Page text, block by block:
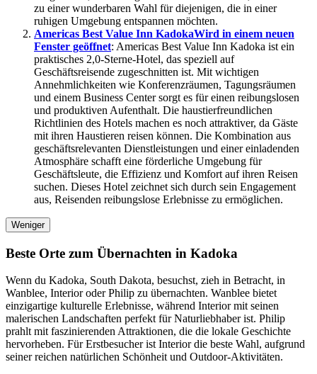
zu einer wunderbaren Wahl für diejenigen, die in einer
ruhigen Umgebung entspannen möchten.
Americas Best Value Inn KadokaWird in einem neuen
Fenster geöffnet: Americas Best Value Inn Kadoka ist ein
praktisches 2,0-Sterne-Hotel, das speziell auf
Geschäftsreisende zugeschnitten ist. Mit wichtigen
Annehmlichkeiten wie Konferenzräumen, Tagungsräumen
und einem Business Center sorgt es für einen reibungslosen
und produktiven Aufenthalt. Die haustierfreundlichen
Richtlinien des Hotels machen es noch attraktiver, da Gäste
mit ihren Haustieren reisen können. Die Kombination aus
geschäftsrelevanten Dienstleistungen und einer einladenden
Atmosphäre schafft eine förderliche Umgebung für
Geschäftsleute, die Effizienz und Komfort auf ihren Reisen
suchen. Dieses Hotel zeichnet sich durch sein Engagement
aus, Reisenden reibungslose Erlebnisse zu ermöglichen.
Weniger
Beste Orte zum Übernachten in Kadoka
Wenn du Kadoka, South Dakota, besuchst, zieh in Betracht, in
Wanblee, Interior oder Philip zu übernachten. Wanblee bietet
einzigartige kulturelle Erlebnisse, während Interior mit seinen
malerischen Landschaften perfekt für Naturliebhaber ist. Philip
prahlt mit faszinierenden Attraktionen, die die lokale Geschichte
hervorheben. Für Erstbesucher ist Interior die beste Wahl, aufgrund
seiner reichen natürlichen Schönheit und Outdoor-Aktivitäten.